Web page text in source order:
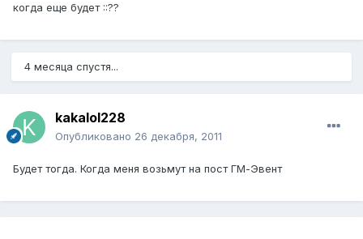
когда еще будет ::??
4 месяца спустя...
kakalol228
Опубликовано 26 декабря, 2011
Будет тогда. Когда меня возьмут на пост ГМ-Эвент